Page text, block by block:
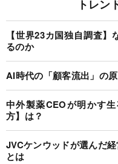
トレン
【世界23カ国独自調査
るのか
AI時代の「顧客流出」の
中外製薬CEOが明かす
方】は？
JVCケンウッドが選んだ
とは